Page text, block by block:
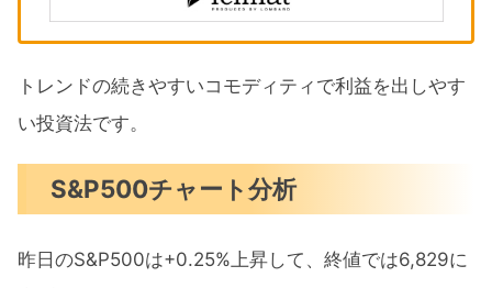
トレンドの続きやすいコモディティで利益を出しやす
い投資法です。
S&P500チャート分析
昨日のS&P500は+0.25%上昇して、終値では6,829に